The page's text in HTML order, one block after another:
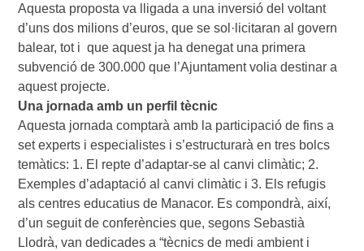
Aquesta proposta va lligada a una inversió del voltant
d’uns dos milions d’euros, que se sol·licitaran al govern
balear, tot i que aquest ja ha denegat una primera
subvenció de 300.000 que l’Ajuntament volia destinar a
aquest projecte.
Una jornada amb un perfil tècnic
Aquesta jornada comptarà amb la participació de fins a
set experts i especialistes i s’estructurarà en tres bolcs
temàtics: 1. El repte d’adaptar-se al canvi climàtic; 2.
Exemples d’adaptació al canvi climàtic i 3. Els refugis
als centres educatius de Manacor. Es compondrà, així,
d’un seguit de conferències que, segons Sebastià
Llodrà, van dedicades a “tècnics de medi ambient i